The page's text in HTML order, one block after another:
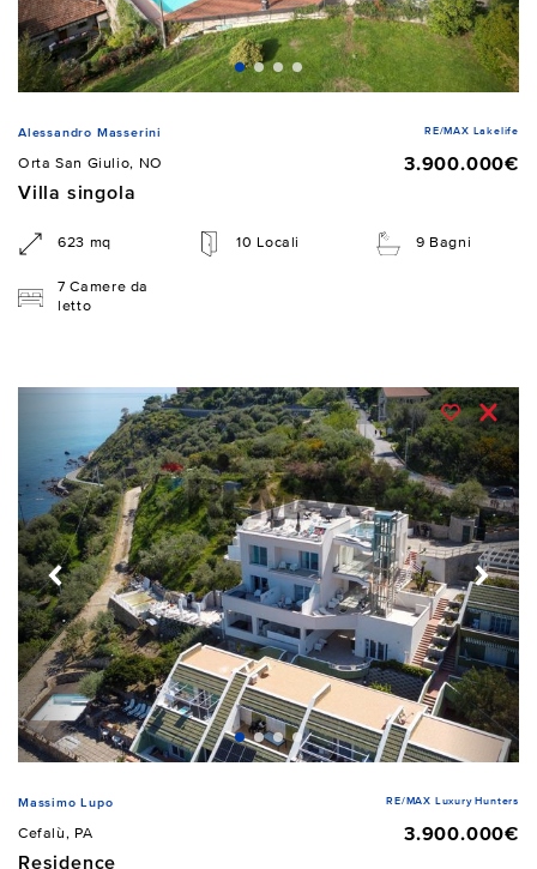
Alessandro Masserini RE/MAX Lakelife
Orta San Giulio, NO
3.900.000€
Villa singola
623 mq 10 Locali 9 Bagni
7 Camere da
letto
Massimo Lupo RE/MAX Luxury Hunters
Cefalù, PA
3.900.000€
Residence